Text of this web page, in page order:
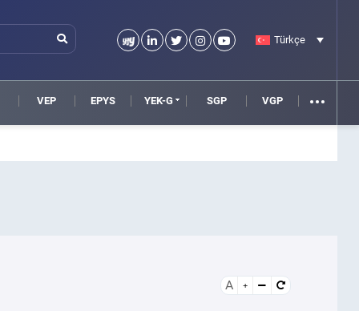
Türkçe
VEP EPYS YEK-G SGP VGP
A